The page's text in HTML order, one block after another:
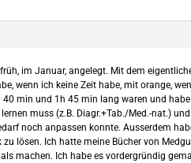
im Januar, angelegt. Mit dem
wenn ich keine Zeit habe, mit orange,
min und 1h 45 min lang waren und
muss (z.B. Diagr.+Tab./Med.-nat.)
noch anpassen konnte. Ausserdem
lösen. Ich hatte meine Bücher von
machen. Ich habe es vordergründig